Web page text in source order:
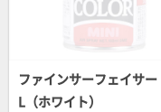
ファインサーフェイサー
L（ホワイト）